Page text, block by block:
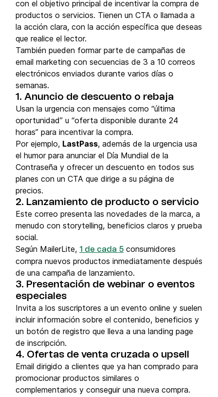
con el objetivo principal de incentivar la compra de
productos o servicios. Tienen un CTA o llamada a
la acción clara, con la acción específica que deseas
que realice el lector.
También pueden formar parte de campañas de
email marketing con secuencias de 3 a 10 correos
electrónicos enviados durante varios días o
semanas.
1. Anuncio de descuento o rebaja
Usan la urgencia con mensajes como “última
oportunidad” u “oferta disponible durante 24
horas” para incentivar la compra.
Por ejemplo, LastPass, además de la urgencia usa
el humor para anunciar el Día Mundial de la
Contraseña y ofrecer un descuento en todos sus
planes con un CTA que dirige a su página de
precios.
2. Lanzamiento de producto o servicio
Este correo presenta las novedades de la marca, a
menudo con storytelling, beneficios claros y prueba
social.
Según MailerLite, 1 de cada 5 consumidores
compra nuevos productos inmediatamente después
de una campaña de lanzamiento.
3. Presentación de webinar o eventos
especiales
Invita a los suscriptores a un evento online y suelen
incluir información sobre el contenido, beneficios y
un botón de registro que lleva a una landing page
de inscripción.
4. Ofertas de venta cruzada o upsell
Email dirigido a clientes que ya han comprado para
promocionar productos similares o
complementarios y conseguir una nueva compra.